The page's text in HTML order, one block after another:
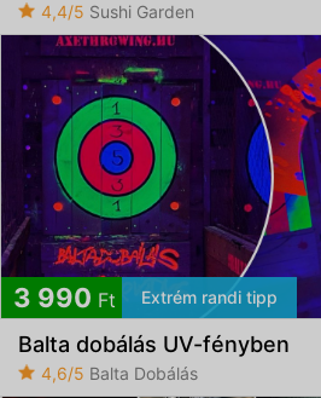
4,4/5 Sushi Garden
3 990 Ft Extrém randi tipp
Balta dobálás UV-fényben
4,6/5 Balta Dobálás